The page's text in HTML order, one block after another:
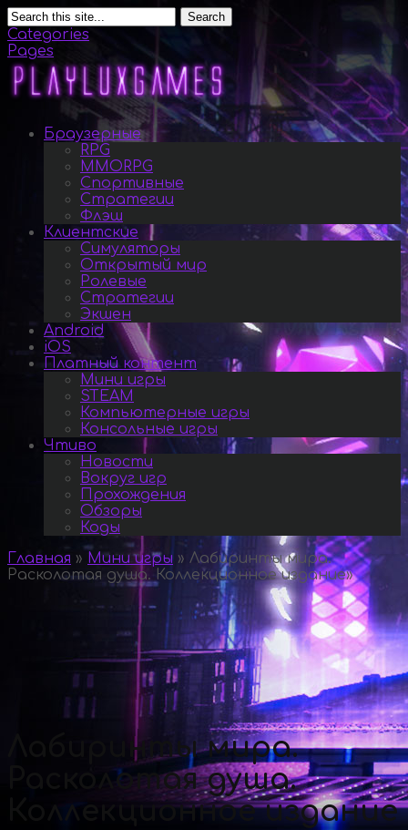
Search
Categories
Pages
Браузерные
RPG
MMORPG
Спортивные
Стратегии
Флэш
Клиентские
Симуляторы
Открытый мир
Ролевые
Стратегии
Экшен
Android
iOS
Платный контент
Мини игры
STEAM
Компьютерные игры
Консольные игры
Чтиво
Новости
Вокруг игр
Прохождения
Обзоры
Коды
Главная » Мини игры » Лабиринты мира.
Расколотая душа. Коллекционное издание»
Лабиринты мира.
Расколотая душа.
Коллекционное издание